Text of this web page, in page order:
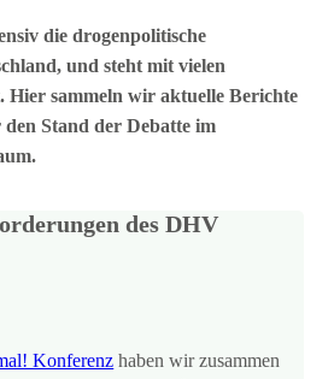
die drogenpolitische
und steht mit vielen
sammeln wir aktuelle Berichte
Stand der Debatte im
des DHV
Konferenz haben wir zusammen